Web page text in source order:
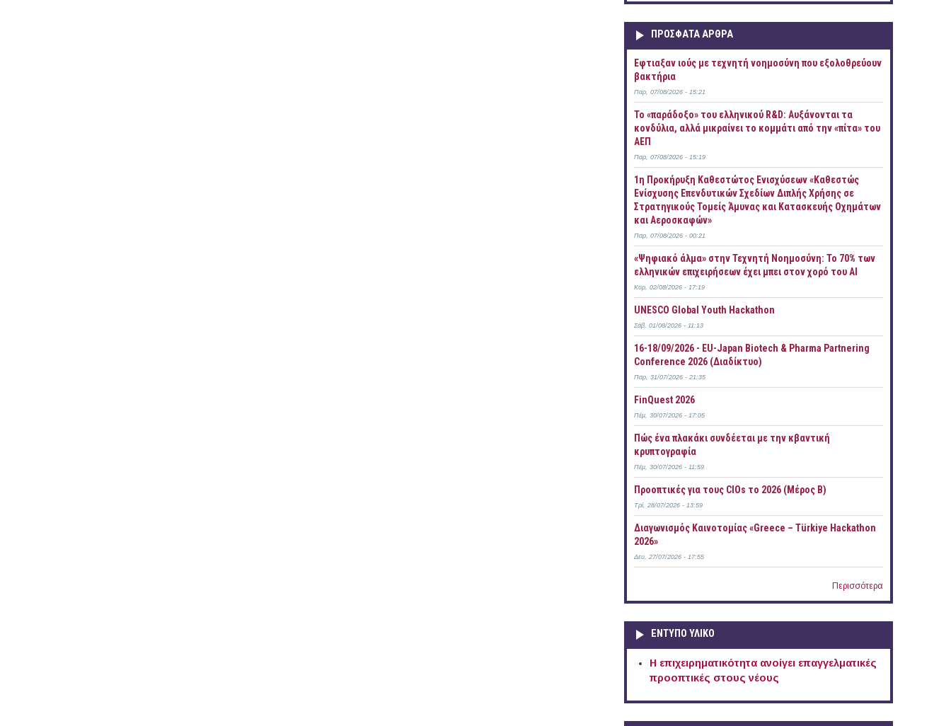
ΠΡOΣΦΑΤΑ AΡΘΡΑ
Έφτιαξαν ιούς με τεχνητή νοημοσύνη που εξολοθρεύουν
βακτήρια
Παρ, 07/08/2026 - 15:21
Το «παράδοξο» του ελληνικού R&D: Αυξάνονται τα
κονδύλια, αλλά μικραίνει το κομμάτι από την «πίτα» του
ΑΕΠ
Παρ, 07/08/2026 - 15:19
1η Προκήρυξη Καθεστώτος Ενισχύσεων «Καθεστώς
Ενίσχυσης Επενδυτικών Σχεδίων Διπλής Χρήσης σε
Στρατηγικούς Τομείς Άμυνας και Κατασκευής Οχημάτων
και Αεροσκαφών»
Παρ, 07/08/2026 - 00:21
«Ψηφιακό άλμα» στην Τεχνητή Νοημοσύνη: Το 70% των
ελληνικών επιχειρήσεων έχει μπει στον χορό του AI
Κυρ, 02/08/2026 - 17:19
UNESCO Global Youth Hackathon
Σάβ, 01/08/2026 - 11:13
16-18/09/2026 - EU-Japan Biotech & Pharma Partnering
Conference 2026 (Διαδίκτυο)
Παρ, 31/07/2026 - 21:35
FinQuest 2026
Πέμ, 30/07/2026 - 17:05
Πώς ένα πλακάκι συνδέεται με την κβαντική
κρυπτογραφία
Πέμ, 30/07/2026 - 11:59
Προοπτικές για τους CIOs το 2026 (Μέρος Β)
Τρί, 28/07/2026 - 13:59
Διαγωνισμός Καινοτομίας «Greece – Türkiye Hackathon
2026»
Δευ, 27/07/2026 - 17:55
Περισσότερα
ΕΝΤΥΠΟ ΥΛΙΚΟ
Η επιχειρηματικότητα ανοίγει επαγγελματικές
προοπτικές στους νέους